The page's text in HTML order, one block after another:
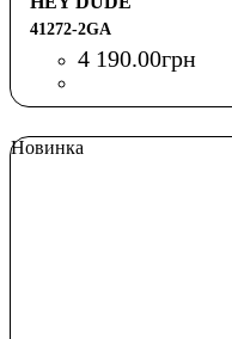
41272-2GA
4 190.00грн
Новинка